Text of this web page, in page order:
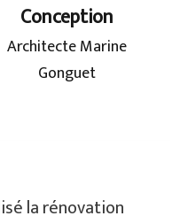
Conception
Architecte Marine
Gonguet
la rénovation